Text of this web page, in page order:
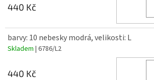
440 Kč
barvy: 10 nebesky modrá, velikosti: L
Skladem | 6786/L2
440 Kč